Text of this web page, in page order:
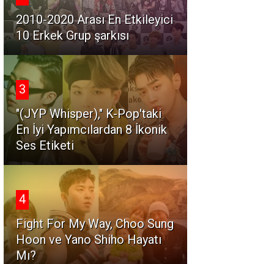
2010-2020 Arası En Etkileyici
10 Erkek Grup şarkısı
3
"(JYP Whisper)," K-Pop'taki
En İyi Yapımcılardan 8 İkonik
Ses Etiketi
4
Fight For My Way, Choo Sung
Hoon ve Yano Shiho Hayatı
Mı?